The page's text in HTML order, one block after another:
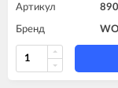
Артикул
Бренд